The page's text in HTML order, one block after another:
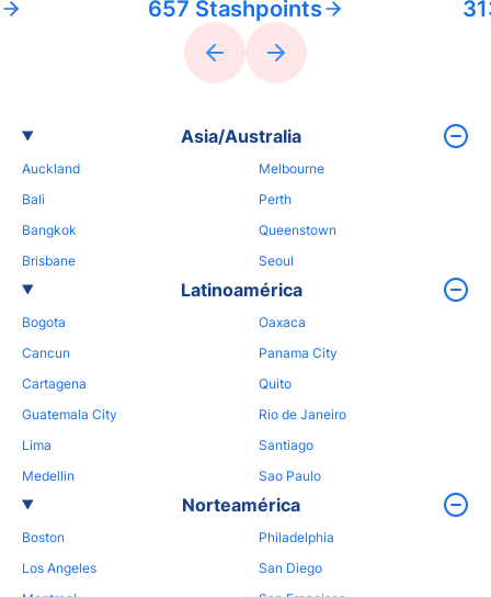
657 Stashpoints
Asia/Australia
Auckland
Bali
Bangkok
Brisbane
Melbourne
Perth
Queenstown
Seoul
Latinoamérica
Bogota
Cancun
Cartagena
Guatemala City
Lima
Medellin
Oaxaca
Panama City
Quito
Rio de Janeiro
Santiago
Sao Paulo
Norteamérica
Boston
Los Angeles
Philadelphia
San Diego